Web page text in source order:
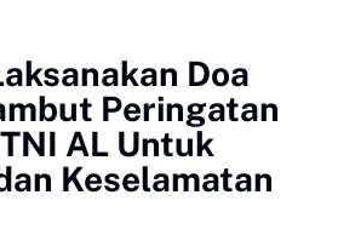
Doa
Peringatan
AL Untuk
Keselamatan